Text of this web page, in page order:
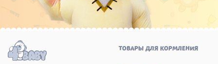
ТОВАРЫ ДЛЯ КОРМЛЕНИЯ